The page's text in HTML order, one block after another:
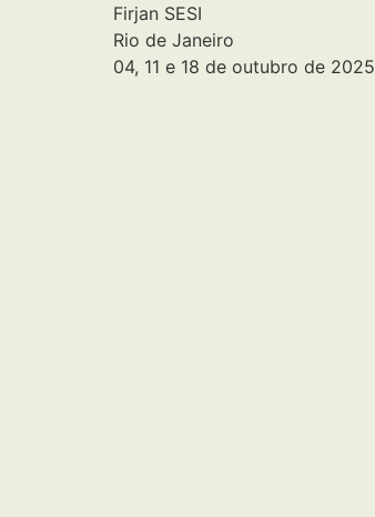
Firjan SESI
Rio de Janeiro
04, 11 e 18 de outubro de 2025